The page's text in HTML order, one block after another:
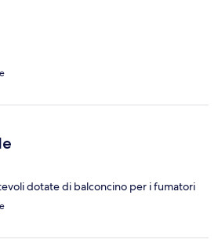
dotate di balconcino per i fumatori